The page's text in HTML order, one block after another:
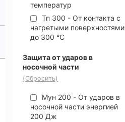
температур
Тп 300 - От контакта с
нагретыми поверхностями
до 300 °С
Защита от ударов в
носочной части
(Сбросить)
Мун 200 - От ударов в
носочной части энергией
200 Дж